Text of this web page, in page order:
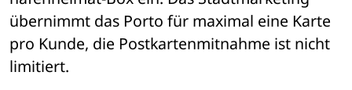
übernimmt das Porto für maximal eine Karte
pro Kunde, die Postkartenmitnahme ist nicht
limitiert.